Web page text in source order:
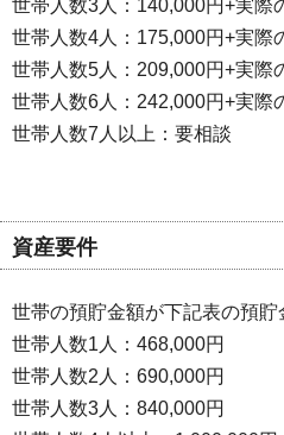
世帯人数3人：140,000円+実際
世帯人数4人：175,000円+実際
世帯人数5人：209,000円+実際
世帯人数6人：242,000円+実際
世帯人数7人以上：要相談
資産要件
世帯の預貯金額が下記表の預貯
世帯人数1人：468,000円
世帯人数2人：690,000円
世帯人数3人：840,000円